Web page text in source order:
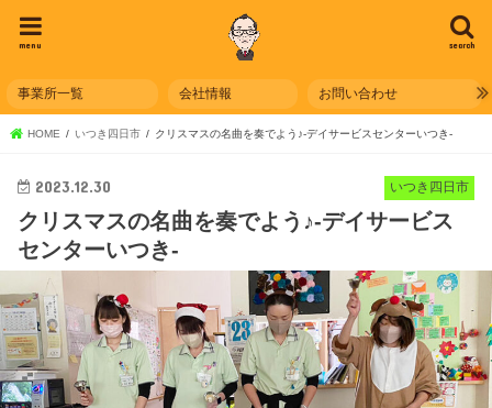
search
menu
事業所一覧 会社情報 お問い合わせ
HOME いつき四日市 クリスマスの名曲を奏でよう♪-デイサービスセンターいつき-
いつき四日市
2023.12.30
クリスマスの名曲を奏でよう♪-デイサービス
センターいつき-